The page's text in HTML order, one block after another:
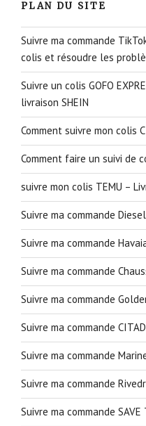
PLAN DU SITE
Suivre ma commande
colis et résoudre les
Suivre un colis GOFO
livraison SHEIN
Comment suivre mon colis
Comment faire un suivi de
suivre mon colis TEMU –
Suivre ma commande Diesel
Suivre ma commande
Suivre ma commande
Suivre ma commande
Suivre ma commande
Suivre ma commande
Suivre ma commande
Suivre ma commande SAVE